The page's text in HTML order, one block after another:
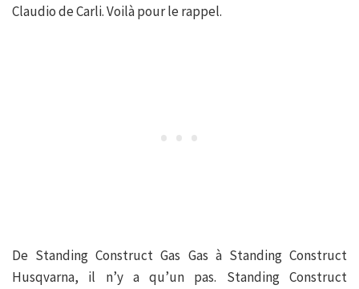
Claudio de Carli. Voilà pour le rappel.
De Standing Construct Gas Gas à Standing Construct
Husqvarna, il n’y a qu’un pas. Standing Construct